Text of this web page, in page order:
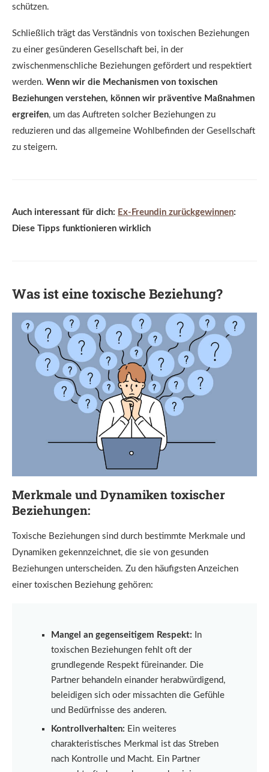
schützen.
Schließlich trägt das Verständnis von toxischen Beziehungen
zu einer gesünderen Gesellschaft bei, in der
zwischenmenschliche Beziehungen gefördert und respektiert
werden. Wenn wir die Mechanismen von toxischen
Beziehungen verstehen, können wir präventive Maßnahmen
ergreifen, um das Auftreten solcher Beziehungen zu
reduzieren und das allgemeine Wohlbefinden der Gesellschaft
zu steigern.
Auch interessant für dich: Ex-Freundin zurückgewinnen:
Diese Tipps funktionieren wirklich
Was ist eine toxische Beziehung?
Merkmale und Dynamiken toxischer
Beziehungen:
Toxische Beziehungen sind durch bestimmte Merkmale und
Dynamiken gekennzeichnet, die sie von gesunden
Beziehungen unterscheiden. Zu den häufigsten Anzeichen
einer toxischen Beziehung gehören:
Mangel an gegenseitigem Respekt: In
toxischen Beziehungen fehlt oft der
grundlegende Respekt füreinander. Die
Partner behandeln einander herabwürdigend,
beleidigen sich oder missachten die Gefühle
und Bedürfnisse des anderen.
Kontrollverhalten: Ein weiteres
charakteristisches Merkmal ist das Streben
nach Kontrolle und Macht. Ein Partner